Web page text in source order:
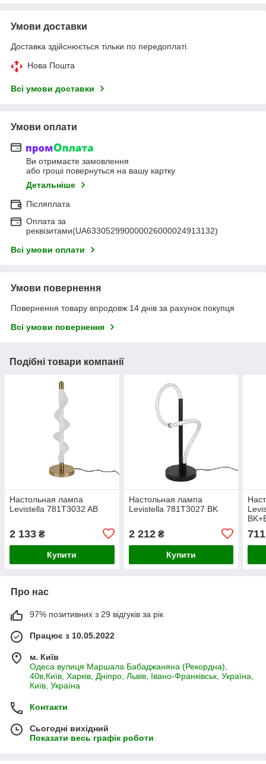
Умови доставки
Доставка здійснюється тільки по передоплаті.
Нова Пошта
Всі умови доставки
Умови оплати
Ви отримаєте замовлення
або гроші повернуться на вашу картку
Детальніше
Післяплата
Оплата за
реквізитами(UA633052990000026000024913132)
Всі умови оплати
Умови повернення
Повернення товару впродовж 14 днів за рахунок покупця
Всі умови повернення
Подібні товари компанії
Настольная лампа
Levistella 781T3032 AB
2 133 ₴
Купити
Настольная лампа
Levistella 781T3027 BK
2 212₴
Купити
711
Про нас
97% позитивних з 29 відгуків за рік
Працює з 10.05.2022
м. Київ
Одеса вулиця Маршала Бабаджаняна (Рекордна),
40в,Київ, Харків, Дніпро, Львів, Івано-Франківськ, Україна,
Київ, Україна
Контакти
Сьогодні вихідний
Показати весь графік роботи